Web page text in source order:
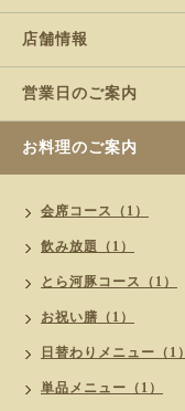
店舗情報
営業日のご案内
お料理のご案内
会席コース（1）
飲み放題（1）
とら河豚コース（1）
お祝い膳（1）
日替わりメニュー（1）
単品メニュー（1）